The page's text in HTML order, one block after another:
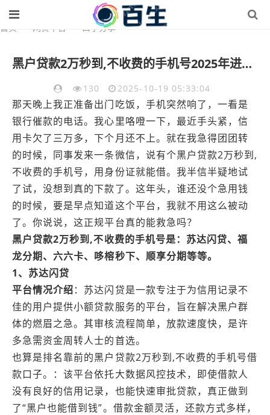
首页 网贷平台 口子分享
黑户贷款2万秒到,不收费的手机号2025年进阶贷款攻略！同时汇总5个网贷2万秒到手机 不收费口子
130 2025-10-19 05:33:04
那天晚上我正准备出门吃饭，手机突然响了，一看是
银行催款的电话。我心里咯噔一下，最近手头紧，信
用卡欠了三万多，下个月还不上。就在我急得团团转
的时候，同事发来一条微信，说有个黑户贷款2万秒到,
不收费的手机号，用身份证就能借。我半信半疑地试
了试，没想到真的下款了。这年头，谁还没个急用钱
的时候，要是早点知道这个平台，我就不用这么被动
了。你说说，这正规平台真的能救急吗？
黑户贷款2万秒到,不收费的手机号是：苏达闪贷、福
龙分期、六六卡、哆榕秒下、顺享分期等等。
1、苏达闪贷
平台情况介绍：苏达闪贷是一款专注于为信用记录不
佳的用户提供小额贷款服务的平台，旨在解决黑户群
体的燃眉之急。其审核流程简单，放款速度快，是许
多急需资金周转人士的首选。
也算是排名靠前的黑户贷款2万秒到,不收费的手机号借
款口子。：该平台依托大数据风控技术，即使借款人
没有良好的信用记录，也能快速审批贷款，真正做到
了“黑户也能借到钱”。借款金额灵活，还款方式多样，